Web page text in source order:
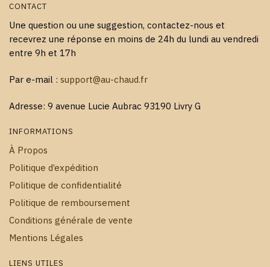
CONTACT
Une question ou une suggestion, contactez-nous et
recevrez une réponse en moins de 24h du lundi au vendredi
entre 9h et 17h
Par e-mail : support@au-chaud.fr
Adresse: 9 avenue Lucie Aubrac 93190 Livry G
INFORMATIONS
À Propos
Politique d’expédition
Politique de confidentialité
Politique de remboursement
Conditions générale de vente
Mentions Légales
LIENS UTILES